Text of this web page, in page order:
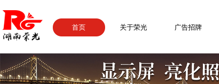
首页 关于荣光 广告招牌